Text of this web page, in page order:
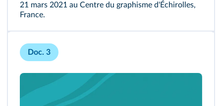
21 mars 2021 au Centre du graphisme d'Échirolles,
France.
Doc. 3